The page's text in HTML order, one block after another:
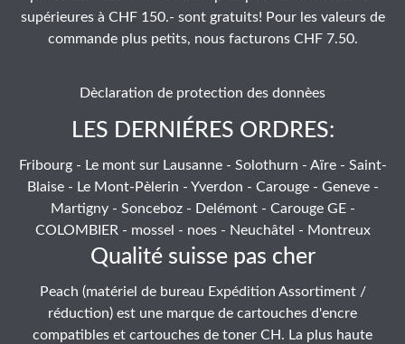
supérieures à CHF 150.- sont gratuits! Pour les valeurs de
commande plus petits, nous facturons CHF 7.50.
Dèclaration de protection des donnèes
LES DERNIÉRES ORDRES:
Fribourg - Le mont sur Lausanne - Solothurn - Aïre - Saint-
Blaise - Le Mont-Pèlerin - Yverdon - Carouge - Geneve -
Martigny - Sonceboz - Delémont - Carouge GE -
COLOMBIER - mossel - noes - Neuchâtel - Montreux
Qualité suisse pas cher
Peach (matériel de bureau Expédition Assortiment /
réduction) est une marque de cartouches d'encre
compatibles et cartouches de toner CH. La plus haute